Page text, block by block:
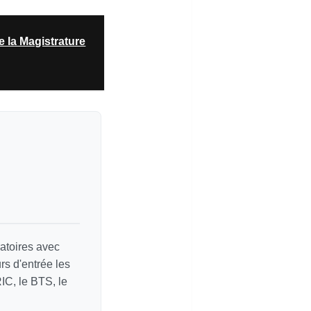
la Magistrature
avec
d'entrée les
le BTS, le